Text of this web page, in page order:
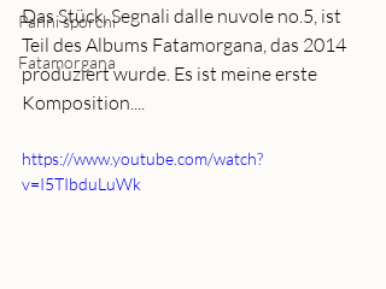
Panni sporchi
Fatamorgana
Das Stück, Segnali dalle nuvole no.5, ist
Teil des Albums Fatamorgana, das 2014
produziert wurde. Es ist meine erste
Komposition....
https://www.youtube.com/watch?
v=I5TIbduLuWk